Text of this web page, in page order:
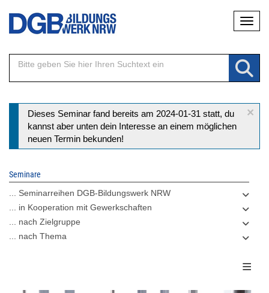
Direkt
Inhalt
×
Statusmeldung
Dieses Seminar fand bereits am 2024-01-31 statt, du
kannst aber unten dein Interesse an einem möglichen
neuen Termin bekunden!
Seminare
... Seminarreihen DGB-Bildungswerk NRW
... in Kooperation mit Gewerkschaften
... nach Zielgruppe
... nach Thema